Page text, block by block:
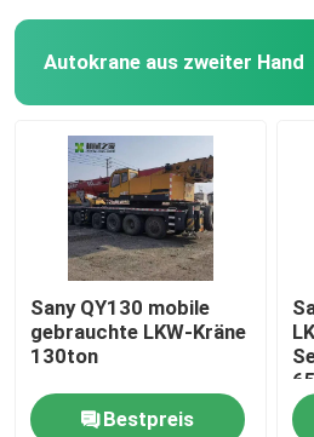
Autokrane aus zweiter Hand
Sany QY130 mobile
gebrauchte LKW-Kräne
130ton
Bestpreis